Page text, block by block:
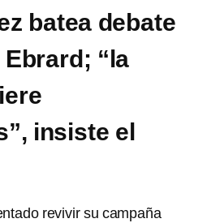
batea debate
“la
insiste el
revivir su campaña